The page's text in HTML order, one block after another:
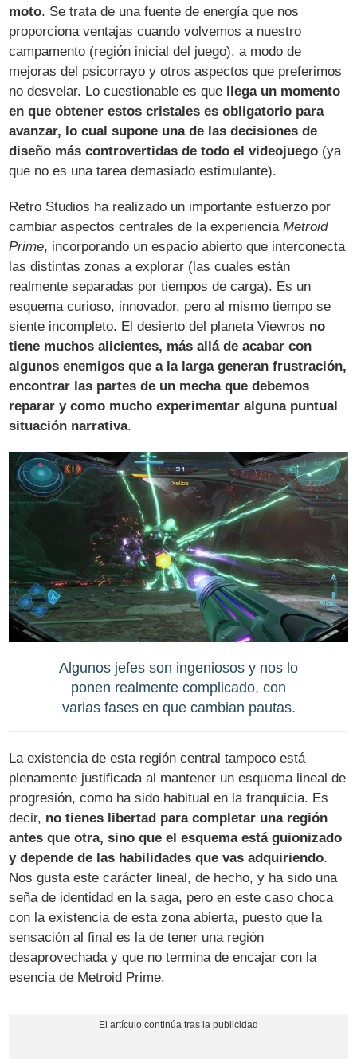
moto. Se trata de una fuente de energía que nos
proporciona ventajas cuando volvemos a nuestro
campamento (región inicial del juego), a modo de
mejoras del psicorrayo y otros aspectos que preferimos
no desvelar. Lo cuestionable es que llega un momento
en que obtener estos cristales es obligatorio para
avanzar, lo cual supone una de las decisiones de
diseño más controvertidas de todo el videojuego (ya
que no es una tarea demasiado estimulante).
Retro Studios ha realizado un importante esfuerzo por
cambiar aspectos centrales de la experienciaMetroid
Prime, incorporando un espacio abierto que interconecta
las distintas zonas a explorar (las cuales están
realmente separadas por tiempos de carga). Es un
esquema curioso, innovador, pero al mismo tiempo se
siente incompleto. El desierto del planeta Viewros no
tiene muchos alicientes, más allá de acabar con
algunos enemigos que a la larga generan frustración,
encontrar las partes de un mecha que debemos
reparar y como mucho experimentar alguna puntual
situación narrativa.
Algunos jefes son ingeniosos y nos lo
ponen realmente complicado, con
varias fases en que cambian pautas.
La existencia de esta región central tampoco está
plenamente justificada al mantener un esquema lineal de
progresión, como ha sido habitual en la franquicia. Es
decir, no tienes libertad para completar una región
antes que otra, sino que el esquema está guionizado
y depende de las habilidades que vas adquiriendo.
Nos gusta este carácter lineal, de hecho, y ha sido una
seña de identidad en la saga, pero en este caso choca
con la existencia de esta zona abierta, puesto que la
sensación al final es la de tener una región
desaprovechada y que no termina de encajar con la
esencia de Metroid Prime.